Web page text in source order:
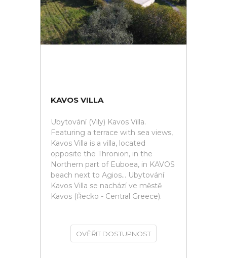
KAVOS VILLA
Ubytování (Vily) Kavos Villa.
Featuring a terrace with sea views,
Kavos Villa is a villa, located
opposite the Thronion, in the
Northern part of Euboea, in KAVOS
beach next to Agios... Ubytování
Kavos Villa se nachází ve městě
Kavos (Řecko - Central Greece).
OVĚŘIT DOSTUPNOST